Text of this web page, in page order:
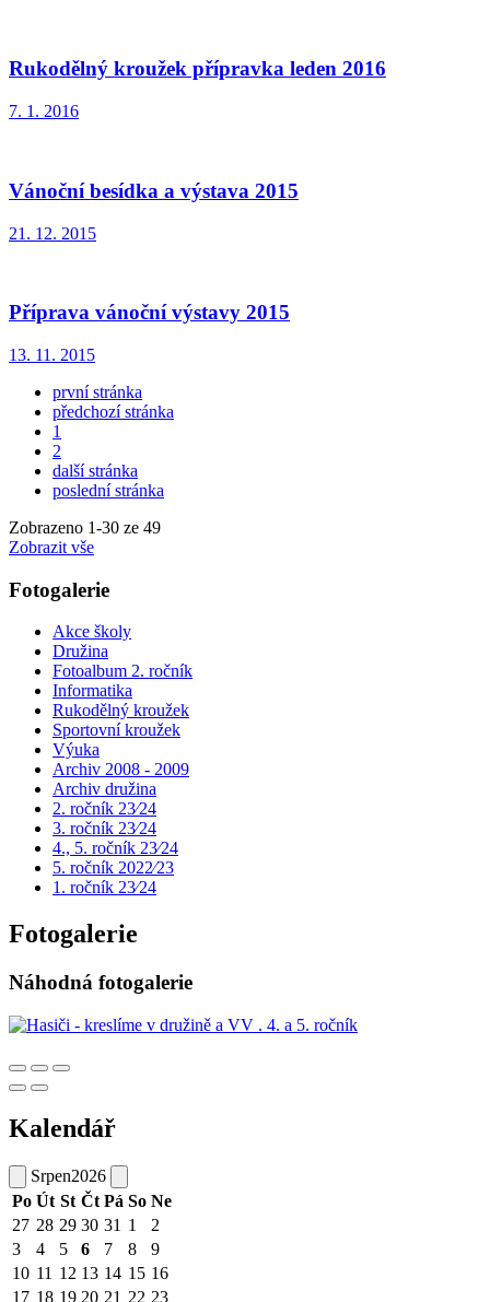
Rukodělný kroužek přípravka leden 2016
7. 1. 2016
Vánoční besídka a výstava 2015
21. 12. 2015
Příprava vánoční výstavy 2015
13. 11. 2015
první stránka
předchozí stránka
1
2
další stránka
poslední stránka
Zobrazeno 1-30 ze 49
Zobrazit vše
Fotogalerie
Akce školy
Družina
Fotoalbum 2. ročník
Informatika
Rukodělný kroužek
Sportovní kroužek
Výuka
Archiv 2008 - 2009
Archiv družina
2. ročník 23⁄24
3. ročník 23⁄24
4., 5. ročník 23⁄24
5. ročník 2022⁄23
1. ročník 23⁄24
Fotogalerie
Náhodná fotogalerie
Kalendář
Srpen2026
Po Út St Čt Pá So Ne
27 28 29 30 31 1
2
3
4 5 6 7 8
9
10 11 12 13 14 15 16
17 18 19 20 21 22 23